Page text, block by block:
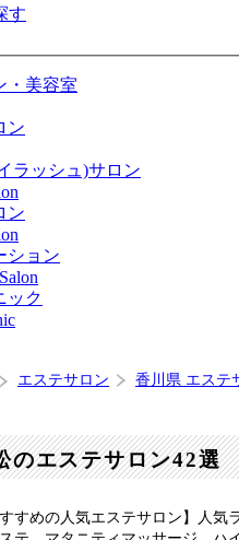
す
・美容室
ン
ラッシュ)サロン
ン
ション
ック
エステサロン 香川県 エステ
のエステサロン42選
すすめの人気エステサロン】人